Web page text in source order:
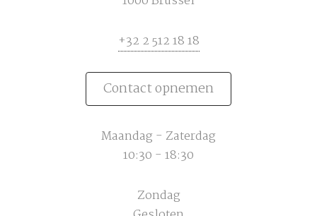
+32 2 512 18 18
Contact opnemen
Maandag - Zaterdag
10:30 - 18:30
Zondag